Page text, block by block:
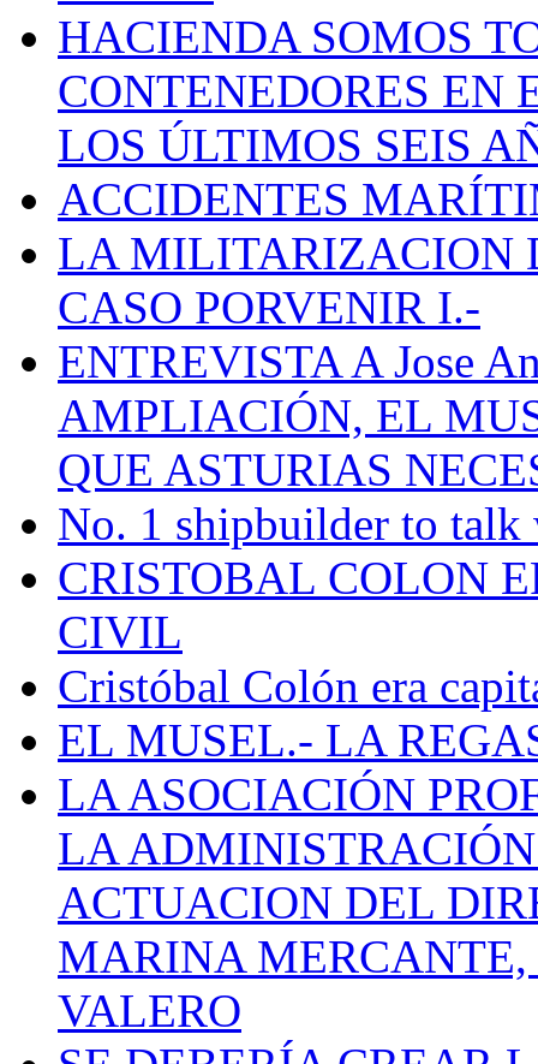
HACIENDA SOMOS
CONTENEDORES EN
LOS ÚLTIMOS SEIS
ACCIDENTES
LA MILITARIZACION
CASO PORVENIR I.-
ENTREVISTA A Jose
AMPLIACIÓN, EL
QUE ASTURIAS
No. 1 shipbuilder to talk
CRISTOBAL COLON
CIVIL
Cristóbal Colón era
EL MUSEL.- LA
LA ASOCIACIÓN
LA
ACTUACION DEL
MARINA
VALERO